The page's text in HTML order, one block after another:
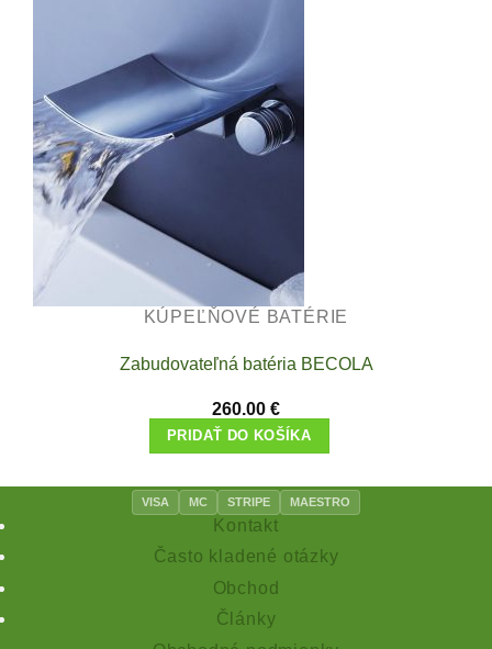
multiple
variants.
The
options
may
product
page
KÚPEĽŇOVÉ BATÉRIE
Zabudovateľná batéria BECOLA
260.00 €
PRIDAŤ DO KOŠÍKA
VISA MC STRIPE MAESTRO
Kontakt
Často kladené otázky
Obchod
Články